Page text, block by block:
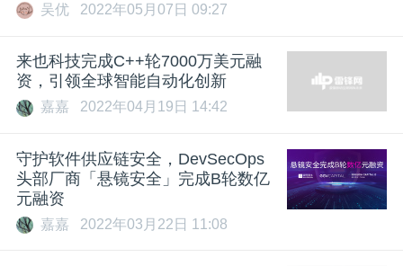
吴优 2022年05月07日 09:27
来也科技完成C++轮7000万美元融
资，引领全球智能自动化创新
嘉嘉 2022年04月19日 14:42
守护软件供应链安全，DevSecOps
头部厂商「悬镜安全」完成B轮数亿
元融资
嘉嘉 2022年03月22日 11:08